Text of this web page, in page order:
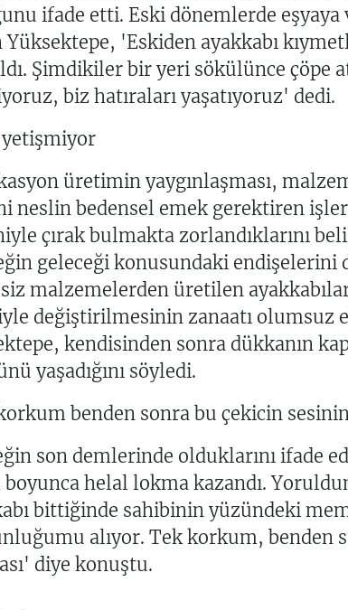
ifade etti. Eski dönemlerde
Yüksektepe, 'Eskiden ayakkabı
Şimdikiler bir yeri sökülünce çöpe
biz hatıraları yaşatıyoruz' dedi.
yetişmiyor
üretimin yaygınlaşması,
neslin bedensel emek gerektiren
çırak bulmakta zorlandıklarını
geleceği konusundaki endişelerini
malzemelerden üretilen
değiştirilmesinin zanaatı olumsuz
kendisinden sonra dükkanın
yaşadığını söyledi.
benden sonra bu çekicin
son demlerinde olduklarını ifade
boyunca helal lokma kazandı.
bittiğinde sahibinin yüzündeki
alıyor. Tek korkum, benden
diye konuştu.